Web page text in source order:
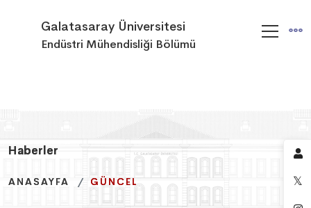
Galatasaray Üniversitesi
Endüstri Mühendisliği Bölümü
Haberler
ANASAYFA GÜNCEL
Haberler
ANASAYFA GÜNCEL
Haberler
ANASAYFA GÜNCEL